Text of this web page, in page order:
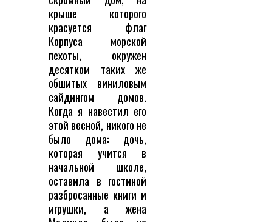
крыше которого
красуется флаг
Корпуса морской
пехоты, окружен
десятком таких же
обшитых виниловым
сайдингом домов.
Когда я навестил его
этой весной, никого не
было дома: дочь,
которая учится в
начальной школе,
оставила в гостиной
разбросанные книги и
игрушки, а жена